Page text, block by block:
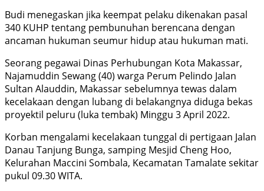
Budi menegaskan jika keempat pelaku dikenakan pasal
340 KUHP tentang pembunuhan berencana dengan
ancaman hukuman seumur hidup atau hukuman mati.
Seorang pegawai Dinas Perhubungan Kota Makassar,
Najamuddin Sewang (40) warga Perum Pelindo Jalan
Sultan Alauddin, Makassar sebelumnya tewas dalam
kecelakaan dengan lubang di belakangnya diduga bekas
proyektil peluru (luka tembak) Minggu 3 April 2022.
Korban mengalami kecelakaan tunggal di pertigaan Jalan
Danau Tanjung Bunga, samping Mesjid Cheng Hoo,
Kelurahan Maccini Sombala, Kecamatan Tamalate sekitar
pukul 09.30 WITA.